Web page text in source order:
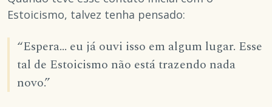
Estoicismo, talvez tenha pensado:
“Espera… eu já ouvi isso em algum lugar. Esse
tal de Estoicismo não está trazendo nada
novo.”